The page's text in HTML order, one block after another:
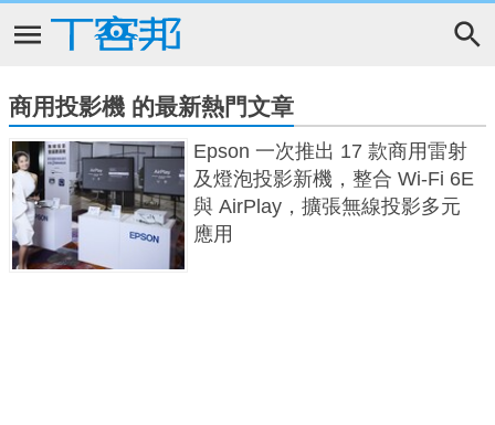
商用投影機 的最新熱門文章
Epson 一次推出 17 款商用雷射
及燈泡投影新機，整合 Wi-Fi 6E
與 AirPlay，擴張無線投影多元
應用